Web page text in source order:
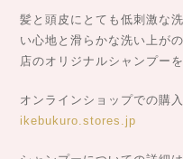
髪と頭皮にとても低刺激な
い心地と滑らかな洗い上が
店のオリジナルシャンプー
オンラインショップでの購
ikebukuro.stores.jp